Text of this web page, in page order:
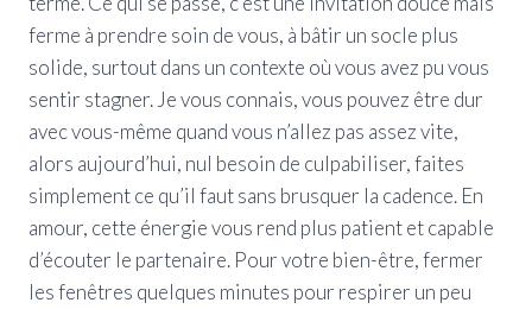
ferme à prendre soin de vous, à bâtir un socle plus
solide, surtout dans un contexte où vous avez pu vous
sentir stagner. Je vous connais, vous pouvez être dur
avec vous-même quand vous n’allez pas assez vite,
alors aujourd’hui, nul besoin de culpabiliser, faites
simplement ce qu’il faut sans brusquer la cadence. En
amour, cette énergie vous rend plus patient et capable
d’écouter le partenaire. Pour votre bien-être, fermer
les fenêtres quelques minutes pour respirer un peu